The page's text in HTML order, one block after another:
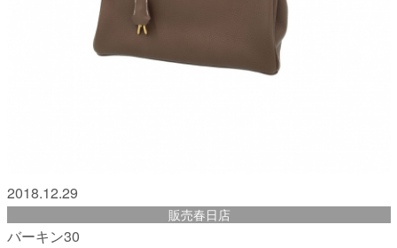
2018.12.29
販売春日店
バーキン30